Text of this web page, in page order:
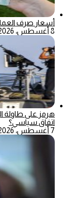
أسعار صرف
8 أغسطس، 2026
هرمز على طاولة
اتفاق سياسي؟
7 أغسطس، 2026